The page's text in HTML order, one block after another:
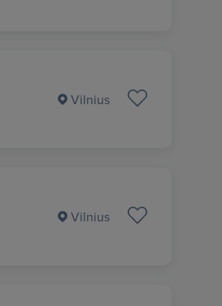
Vilnius
Vilnius